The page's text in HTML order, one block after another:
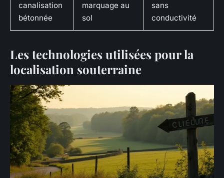
canalisation
bétonnée
marquage au
sol
sans
conductivité
Les technologies utilisées pour la
localisation souterraine